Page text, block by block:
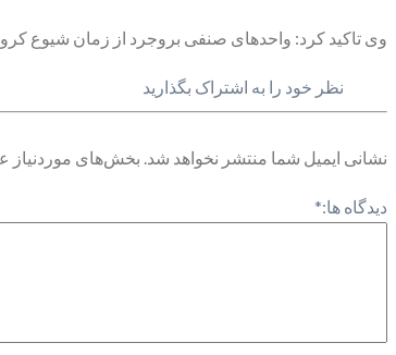
وی تاکید کرد: واحدهای صنفی بروجرد از زمان شیوع
نظر خود را به اشتراک بگذارید
نشانی ایمیل شما منتشر نخواهد شد. بخش‌های موردنیاز
دیدگاه ها:*